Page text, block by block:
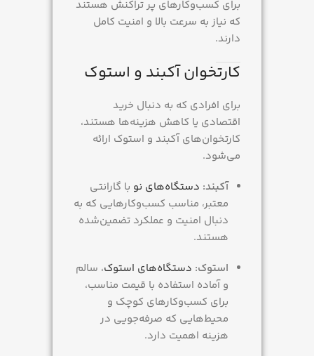
برای کسب‌وکارهای پر تراکنش هستند
که نیاز به سرعت بالا و امنیت کامل
دارند.
کارتخوان آکبند و استوک
برای افرادی که به دنبال خرید
اقتصادی یا کاهش هزینه‌ها هستند،
کارتخوان‌های آکبند و استوک ارائه
می‌شود.
آکبند: دستگاه‌های نو با گارانتی
معتبر، مناسب کسب‌وکارهایی که به
دنبال امنیت و عملکرد تضمین‌شده
هستند.
استوک: دستگاه‌های استوک، سالم
و آماده استفاده با قیمت مناسب،
برای کسب‌وکارهای کوچک و
محیط‌هایی که صرفه‌جویی در
هزینه اهمیت دارد.